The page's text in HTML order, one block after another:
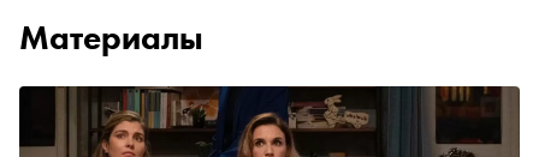
Материалы